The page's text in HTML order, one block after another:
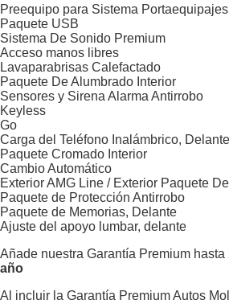
Preequipo para Sistema
Paquete USB
Sistema De Sonido Premium
Acceso manos libres
Lavaparabrisas Calefactado
Paquete De Alumbrado Interior
Sensores y Sirena Alarma Antirrobo
Keyless
Go
Carga del Teléfono Inalámbrico, Delante
Paquete Cromado Interior
Cambio Automático
Exterior AMG Line / Exterior Paquete
Paquete de Protección Antirrobo
Paquete de Memorias, Delante
Ajuste del apoyo lumbar, delante
Añade nuestra Garantía Premium hasta
año
Al incluir la Garantía Premium Autos